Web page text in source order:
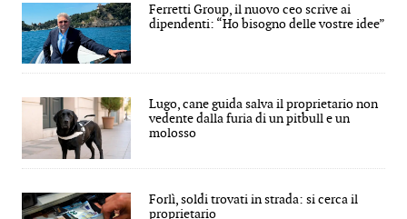
Ferretti Group, il nuovo ceo scrive ai
dipendenti: “Ho bisogno delle vostre idee”
Lugo, cane guida salva il proprietario non
vedente dalla furia di un pitbull e un
molosso
Forlì, soldi trovati in strada: si cerca il
proprietario